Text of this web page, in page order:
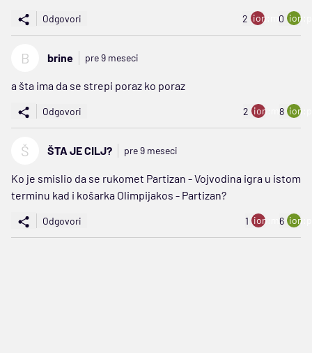
Odgovori 2 ion:minus
0
B brine pre 9 meseci
a šta ima da se strepi poraz ko poraz
Odgovori 2 ion:minus
8
Š ŠTA JE CILJ? pre 9 meseci
Ko je smislio da se rukomet Partizan - Vojvodina igra u istom
terminu kad i košarka Olimpijakos - Partizan?
Odgovori 1 ion:minus
6